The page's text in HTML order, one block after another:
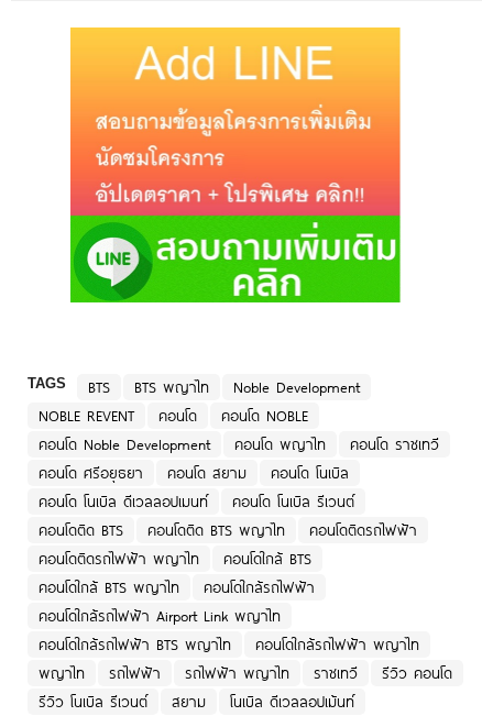
TAGS BTS BTS พญาไท
Noble Development
NOBLE REVENT
คอนโด
คอนโด NOBLE
คอนโด Noble Development
คอนโด พญาไท
คอนโด ราชเทวี
คอนโด ศรีอยุธยา
คอนโด สยาม
คอนโด โนเบิล
คอนโด โนเบิล ดีเวลลอปเมนท์
คอนโด โนเบิล รีเวนต์
คอนโดติด BTS
คอนโดติด BTS พญาไท
คอนโดติดรถไฟฟ้า
คอนโดติดรถไฟฟ้า พญาไท
คอนโดใกล้ BTS
คอนโดใกล้ BTS พญาไท
คอนโดใกล้รถไฟฟ้า
คอนโดใกล้รถไฟฟ้า Airport Link พญาไท
คอนโดใกล้รถไฟฟ้า BTS พญาไท
คอนโดใกล้รถไฟฟ้า พญาไท
พญาไท
รถไฟฟ้า รถไฟฟ้า พญาไท ราชเทวี
รีวิว คอนโด
รีวิว โนเบิล รีเวนต์
สยาม โนเบิล ดีเวลลอปเม้นท์